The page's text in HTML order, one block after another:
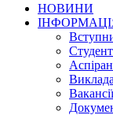
НОВИНИ
Вакансії